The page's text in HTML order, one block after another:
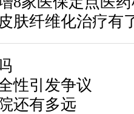
肤纤维化治疗有
性引发争议
还有多远